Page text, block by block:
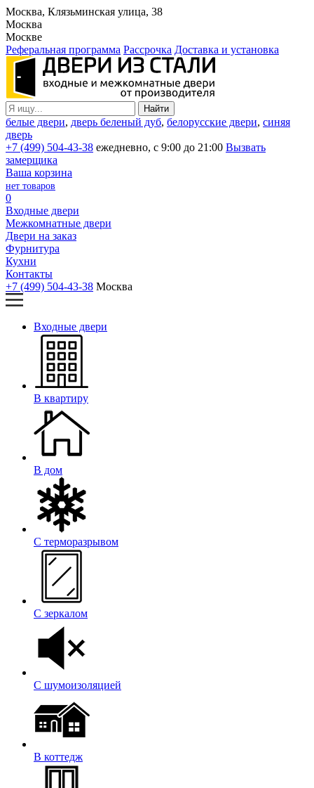
Москва, Клязьминская улица, 38
Москва
Москве
Реферальная программа Рассрочка Доставка и установка
белые двери, дверь беленый дуб, белорусские двери, синяя
дверь
+7 (499) 504-43-38 ежедневно, с 9:00 до 21:00 Вызвать
замерщика
Ваша корзина
нет товаров
0
Входные двери
Межкомнатные двери
Двери на заказ
Фурнитура
Кухни
Контакты
+7 (499) 504-43-38 Москва
Входные двери
В квартиру
В дом
С терморазрывом
С зеркалом
С шумоизоляцией
В коттедж